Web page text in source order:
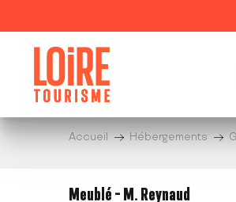
au
contenu
Accueil Hébergements
Meublé - M. Reynaud